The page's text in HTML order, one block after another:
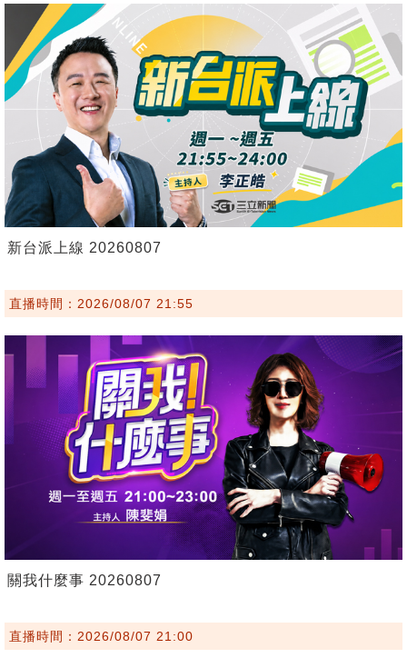
新台派上線 20260807
直播時間：2026/08/07 21:55
關我什麼事 20260807
直播時間：2026/08/07 21:00